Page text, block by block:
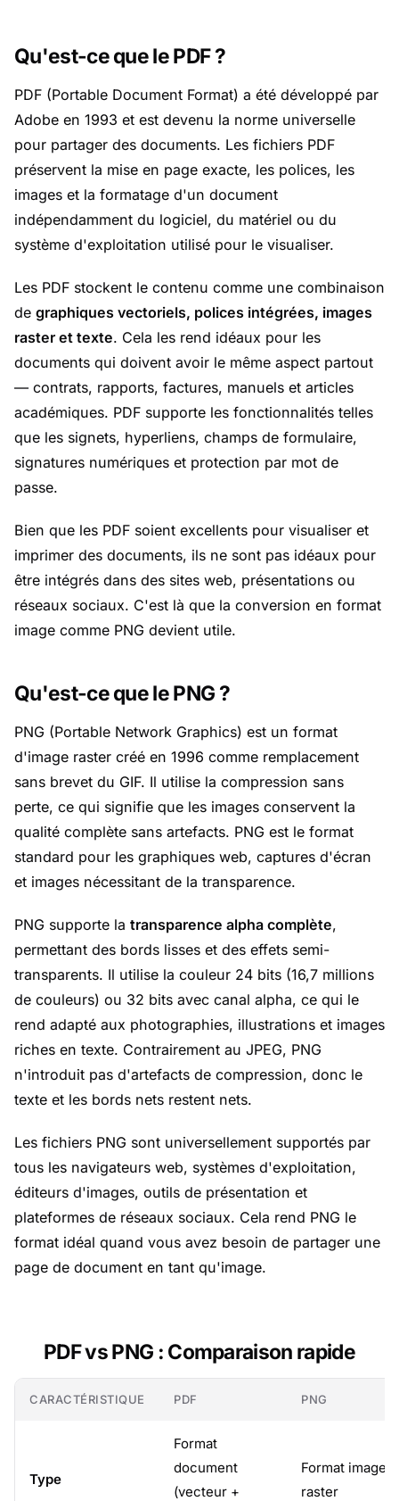
Qu'est-ce que le PDF ?
PDF (Portable Document Format) a été développé par
Adobe en 1993 et est devenu la norme universelle
pour partager des documents. Les fichiers PDF
préservent la mise en page exacte, les polices, les
images et la formatage d'un document
indépendamment du logiciel, du matériel ou du
système d'exploitation utilisé pour le visualiser.
Les PDF stockent le contenu comme une combinaison
de graphiques vectoriels, polices intégrées, images
raster et texte. Cela les rend idéaux pour les
documents qui doivent avoir le même aspect partout
— contrats, rapports, factures, manuels et articles
académiques. PDF supporte les fonctionnalités telles
que les signets, hyperliens, champs de formulaire,
signatures numériques et protection par mot de
passe.
Bien que les PDF soient excellents pour visualiser et
imprimer des documents, ils ne sont pas idéaux pour
être intégrés dans des sites web, présentations ou
réseaux sociaux. C'est là que la conversion en format
image comme PNG devient utile.
Qu'est-ce que le PNG ?
PNG (Portable Network Graphics) est un format
d'image raster créé en 1996 comme remplacement
sans brevet du GIF. Il utilise la compression sans
perte, ce qui signifie que les images conservent la
qualité complète sans artefacts. PNG est le format
standard pour les graphiques web, captures d'écran
et images nécessitant de la transparence.
PNG supporte la transparence alpha complète,
permettant des bords lisses et des effets semi-
transparents. Il utilise la couleur 24 bits (16,7 millions
de couleurs) ou 32 bits avec canal alpha, ce qui le
rend adapté aux photographies, illustrations et images
riches en texte. Contrairement au JPEG, PNG
n'introduit pas d'artefacts de compression, donc le
texte et les bords nets restent nets.
Les fichiers PNG sont universellement supportés par
tous les navigateurs web, systèmes d'exploitation,
éditeurs d'images, outils de présentation et
plateformes de réseaux sociaux. Cela rend PNG le
format idéal quand vous avez besoin de partager une
page de document en tant qu'image.
PDF vs PNG : Comparaison rapide
CARACTÉRISTIQUE PDF PNG
Type
Format
document
(vecteur +
Format image
raster